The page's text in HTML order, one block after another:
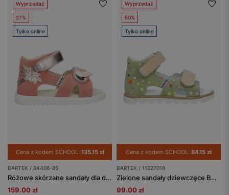
Wyprzedaż
27%
Tylko online
Cena z kodem SCHOOL: 135.15 zł
BARTEK / 84406-85
Różowe skórzane sandały dla dziewczynki 84406-85 BARTEK
159.00 zł
Wyprzedaż
50%
Tylko online
Cena z kodem SCHOOL: 84.15 zł
BARTEK / 11227018
Zielone sandały dziewczęce BARTEK 11227018 w kolorowe kropki
99.00 zł